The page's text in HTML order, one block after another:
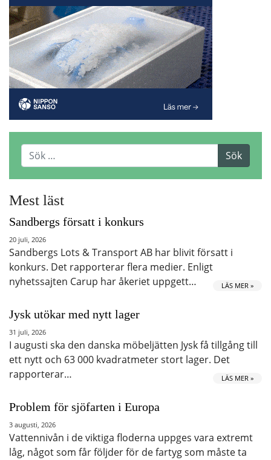
Mest läst
Sandbergs försatt i konkurs
20 juli, 2026
Sandbergs Lots & Transport AB har blivit försatt i
konkurs. Det rapporterar flera medier. Enligt
nyhetssajten Carup har åkeriet uppgett…
LÄS MER »
Jysk utökar med nytt lager
31 juli, 2026
I augusti ska den danska möbeljätten Jysk få tillgång till
ett nytt och 63 000 kvadratmeter stort lager. Det
rapporterar…
LÄS MER »
Problem för sjöfarten i Europa
3 augusti, 2026
Vattennivån i de viktiga floderna uppges vara extremt
låg, något som får följder för de fartyg som måste ta